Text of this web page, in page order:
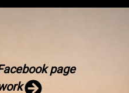
US
page